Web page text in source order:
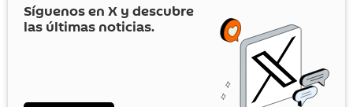
Síguenos en X y descubre
las últimas noticias.